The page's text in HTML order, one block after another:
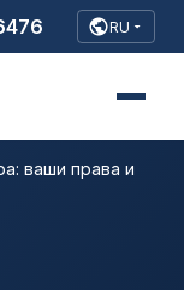
RU
ваши права и